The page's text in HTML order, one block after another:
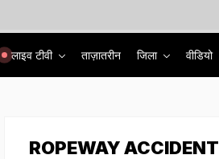
लाइव टीवी ताज़ातरीन जिला वीडियो
ROPEWAY ACCIDENT